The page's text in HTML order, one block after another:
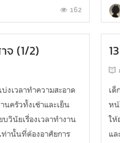
162
จ (1/2)
งเวลาทำความสะอาด
ครัวทั้งเช้าและเย็น
วินัยเรื่องเวลาทำงาน
ท่านั้นที่ต้องอาศัยการ
เด็
หน้
ให้
แล